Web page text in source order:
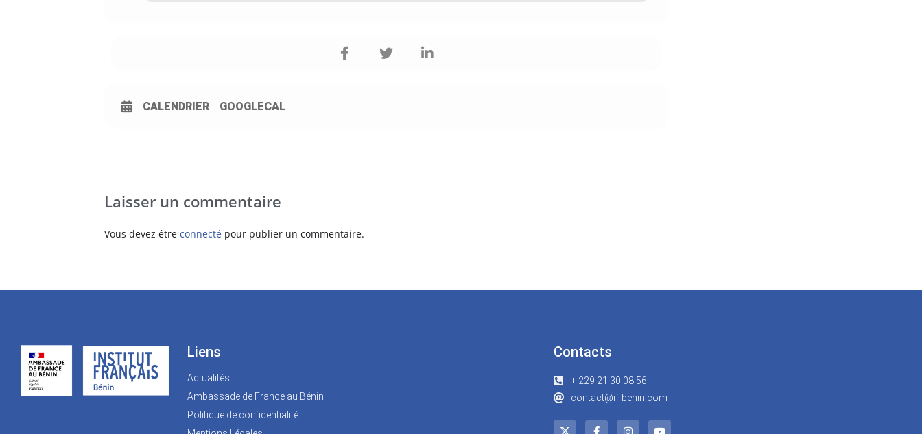
CALENDRIER GOOGLECAL
Laisser un commentaire
Vous devez être connecté pour publier un commentaire.
Liens
Actualités
Ambassade de France au Bénin
Politique de confidentialité
Contacts
+ 229 21 30 08 56
contact@if-benin.com